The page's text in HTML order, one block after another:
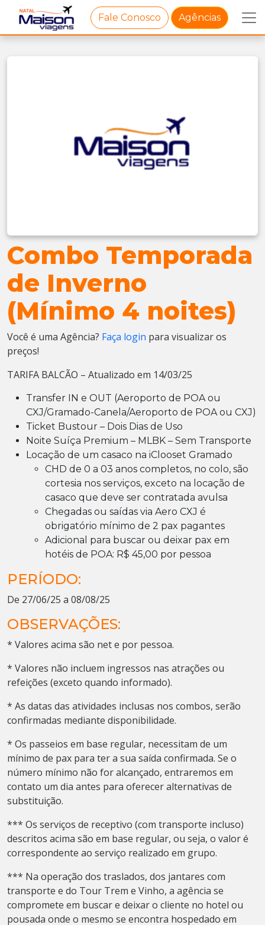
Fale Conosco Agências
Combo Temporada
de Inverno
(Mínimo 4 noites)
Você é uma Agência? Faça login para visualizar os
preços!
TARIFA BALCÃO – Atualizado em 14/03/25
Transfer IN e OUT (Aeroporto de POA ou
CXJ/Gramado-Canela/Aeroporto de POA ou CXJ)
Ticket Bustour – Dois Dias de Uso
Noite Suíça Premium – MLBK – Sem Transporte
Locação de um casaco na iClooset Gramado
CHD de 0 a 03 anos completos, no colo, são
cortesia nos serviços, exceto na locação de
casaco que deve ser contratada avulsa
Chegadas ou saídas via Aero CXJ é
obrigatório mínimo de 2 pax pagantes
Adicional para buscar ou deixar pax em
hotéis de POA: R$ 45,00 por pessoa
PERÍODO:
De 27/06/25 a 08/08/25
OBSERVAÇÕES:
* Valores acima são net e por pessoa.
* Valores não incluem ingressos nas atrações ou
refeições (exceto quando informado).
* As datas das atividades inclusas nos combos, serão
confirmadas mediante disponibilidade.
* Os passeios em base regular, necessitam de um
mínimo de pax para ter a sua saída confirmada. Se o
número mínimo não for alcançado, entraremos em
contato um dia antes para oferecer alternativas de
substituição.
*** Os serviços de receptivo (com transporte incluso)
descritos acima são em base regular, ou seja, o valor é
correspondente ao serviço realizado em grupo.
*** Na operação dos traslados, dos jantares com
transporte e do Tour Trem e Vinho, a agência se
compromete em buscar e deixar o cliente no hotel ou
pousada onde o mesmo se encontra hospedado em